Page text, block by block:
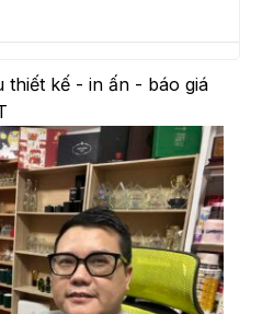
thiết kế - in ấn - báo giá